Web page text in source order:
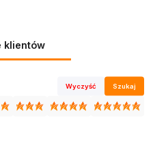
klientów
Wyczyść Szukaj